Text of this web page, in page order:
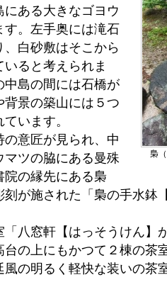
梟
にある大きなゴヨウ
す。左手奥には滝石
白砂敷はそこから
ると考えられま
中島の間には石橋が
景の築山には５つ
います。
意匠が見られ、中
ツの脇にある曼殊
院の縁先にある梟
刻が施された「梟の手水鉢
八窓軒【はっそうけん】
台の上にもかつて２棟の茶
風の明るく軽快な装いの茶